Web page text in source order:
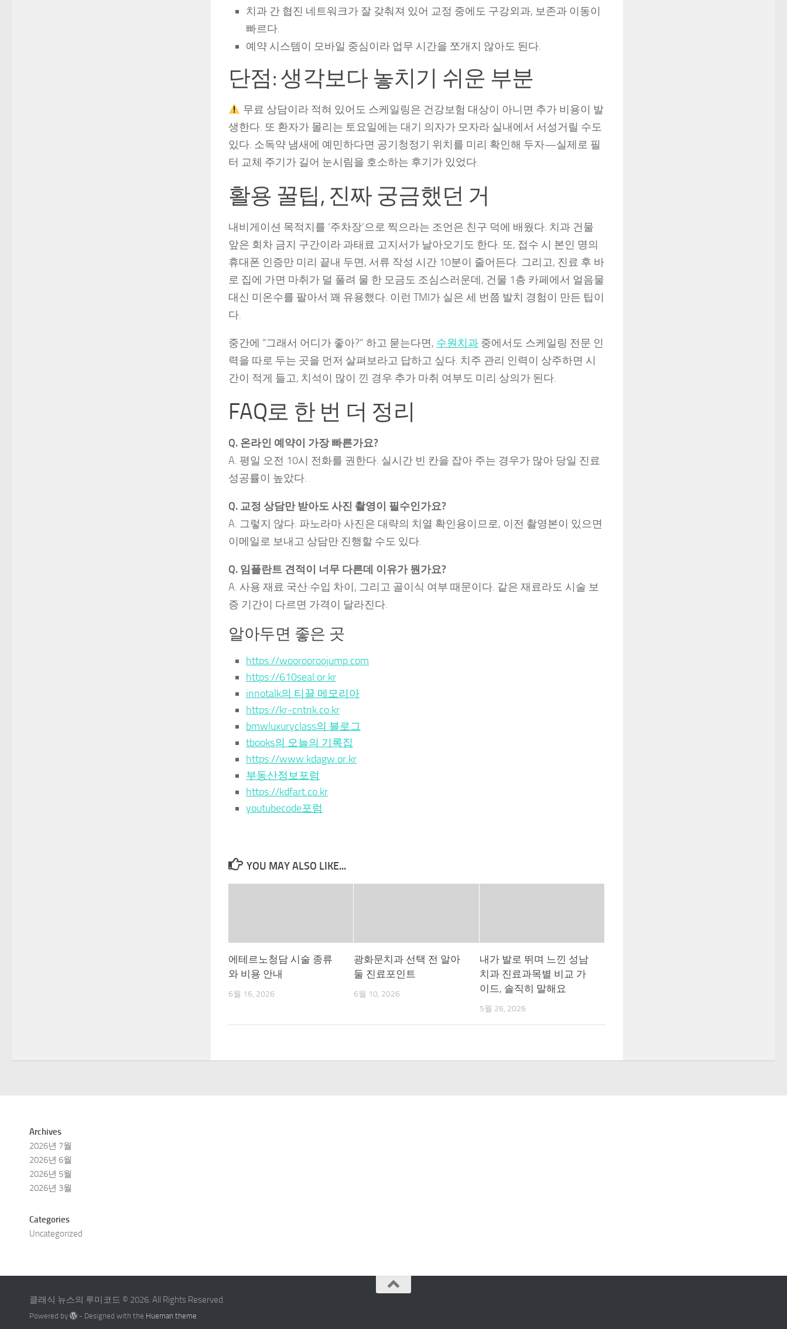
치과 간 협진 네트워크가 잘 갖춰져 있어 교정 중에도 구강외과, 보존과 이동이
빠르다.
예약 시스템이 모바일 중심이라 업무 시간을 쪼개지 않아도 된다.
단점: 생각보다 놓치기 쉬운 부분
무료 상담이라 적혀 있어도 스케일링은 건강보험 대상이 아니면 추가 비용이 발
생한다. 또 환자가 몰리는 토요일에는 대기 의자가 모자라 실내에서 서성거릴 수도
있다. 소독약 냄새에 예민하다면 공기청정기 위치를 미리 확인해 두자—실제로 필
터 교체 주기가 길어 눈시림을 호소하는 후기가 있었다.
활용 꿀팁, 진짜 궁금했던 거
내비게이션 목적지를 ‘주차장’으로 찍으라는 조언은 친구 덕에 배웠다. 치과 건물
앞은 회차 금지 구간이라 과태료 고지서가 날아오기도 한다. 또, 접수 시 본인 명의
휴대폰 인증만 미리 끝내 두면, 서류 작성 시간 10분이 줄어든다. 그리고, 진료 후 바
로 집에 가면 마취가 덜 풀려 물 한 모금도 조심스러운데, 건물 1층 카페에서 얼음물
대신 미온수를 팔아서 꽤 유용했다. 이런 TMI가 실은 세 번쯤 발치 경험이 만든 팁이
다.
중간에 “그래서 어디가 좋아?” 하고 묻는다면, 수원치과 중에서도 스케일링 전문 인
력을 따로 두는 곳을 먼저 살펴보라고 답하고 싶다. 치주 관리 인력이 상주하면 시
간이 적게 들고, 치석이 많이 낀 경우 추가 마취 여부도 미리 상의가 된다.
FAQ로 한 번 더 정리
Q. 온라인 예약이 가장 빠른가요?
A. 평일 오전 10시 전화를 권한다. 실시간 빈 칸을 잡아 주는 경우가 많아 당일 진료
성공률이 높았다.
Q. 교정 상담만 받아도 사진 촬영이 필수인가요?
A. 그렇지 않다. 파노라마 사진은 대략의 치열 확인용이므로, 이전 촬영본이 있으면
이메일로 보내고 상담만 진행할 수도 있다.
Q. 임플란트 견적이 너무 다른데 이유가 뭔가요?
A. 사용 재료 국산·수입 차이, 그리고 골이식 여부 때문이다. 같은 재료라도 시술 보
증 기간이 다르면 가격이 달라진다.
알아두면 좋은 곳
https://woorooroojump.com
https://610seal.or.kr
innotalk의 티끌 메모리아
https://kr-cntnk.co.kr
bmwluxuryclass의 블로그
tbooks의 오늘의 기록집
https://www.kdagw.or.kr
부동산정보포럼
https://kdfart.co.kr
youtubecode포럼
YOU MAY ALSO LIKE...
에테르노청담 시술 종류
와 비용 안내
6월 16, 2026
광화문치과 선택 전 알아
둘 진료포인트
6월 10, 2026
내가 발로 뛰며 느낀 성남
치과 진료과목별 비교 가
이드, 솔직히 말해요
5월 26, 2026
Archives
2026년 7월
2026년 6월
2026년 5월
2026년 3월
Categories
Uncategorized
클래식 뉴스의 루미코드 © 2026. All Rights Reserved.
Powered by - Designed with the Hueman theme